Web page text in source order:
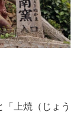
上焼（じょう